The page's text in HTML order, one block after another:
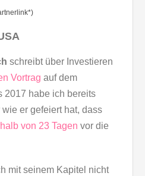
schreibt über Investieren
Vortrag auf dem
2017 habe ich bereits
er gefeiert hat, dass
von 23 Tagen vor die
mit seinem Kapitel nicht